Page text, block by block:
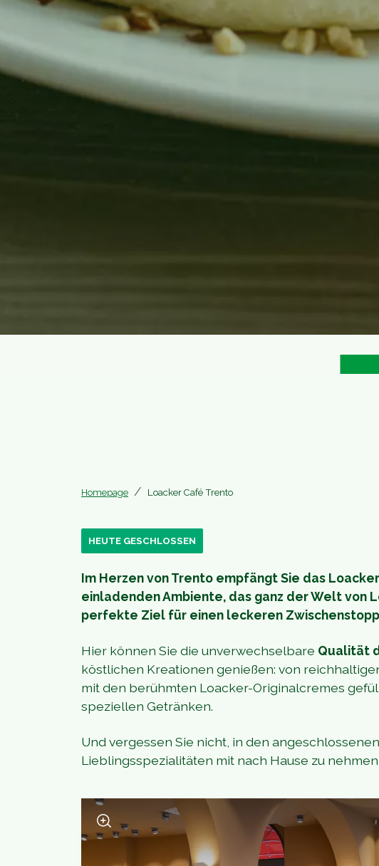
Homepage Loacker Café Trento
HEUTE GESCHLOSSEN
Im Herzen von Trento empfängt Sie das
einladenden Ambiente, das ganz der Welt von
perfekte Ziel für einen leckeren
Hier können Sie die unverwechselbare Qualität
köstlichen Kreationen genießen: von
mit den berühmten Loacker-Originalcremes
speziellen Getränken.
Und vergessen Sie nicht, in den
Lieblingsspezialitäten mit nach Hause zu